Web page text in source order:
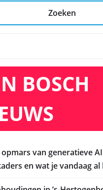
Zoeken
BOSCH
opmars van generatieve
en wat je vandaag